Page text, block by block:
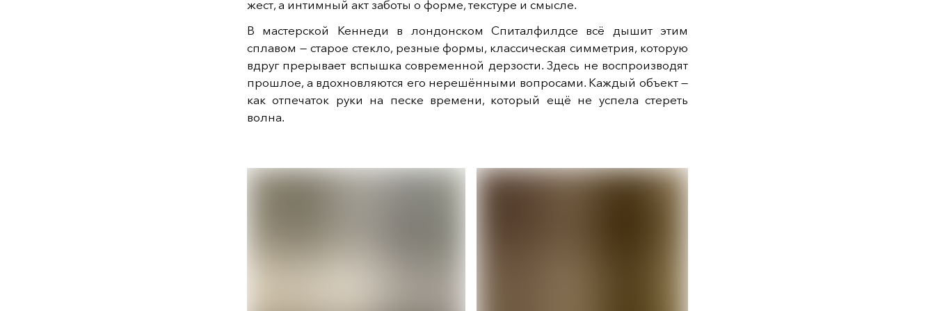
жест, а интимный акт заботы о форме, текстуре и смысле.
В мастерской Кеннеди в лондонском Спиталфилдсе всё дышит этим
сплавом — старое стекло, резные формы, классическая симметрия, которую
вдруг прерывает вспышка современной дерзости. Здесь не воспроизводят
прошлое, а вдохновляются его нерешёнными вопросами. Каждый объект —
как отпечаток руки на песке времени, который ещё не успела стереть
волна.